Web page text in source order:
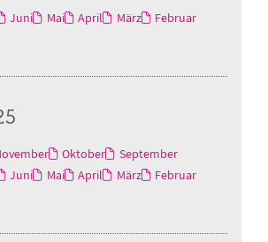
Juni Mai April März
Februar
Oktober
September
Juni Mai April März
Februar